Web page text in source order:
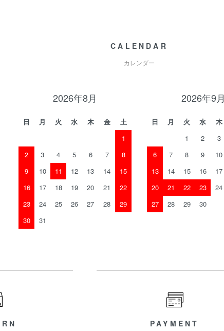
CALENDAR
カレンダー
2026年8月
日 月 火 水 木 金
土
1
2
3 4 5 6 7
8
9
10 11 12 13 14
15
16
17 18 19 20 21
22
23
24 25 26 27 28
29
30
31
2026年9月
日 月 火 水 木
1
2 3
6
7 8 9 10
13
14 15 16 17
20
21 22 23 24
27
28 29 30
PAYMENT